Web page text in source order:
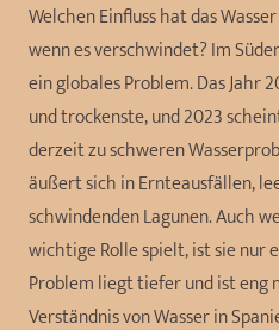
Welchen Einfluss hat das
wenn es verschwindet? Im
ein globales Problem. Das Jahr
und trockenste, und 2023
derzeit zu schweren
äußert sich in Ernteausfällen,
schwindenden Lagunen. Auch
wichtige Rolle spielt, ist sie nur
Problem liegt tiefer und ist
Verständnis von Wasser in